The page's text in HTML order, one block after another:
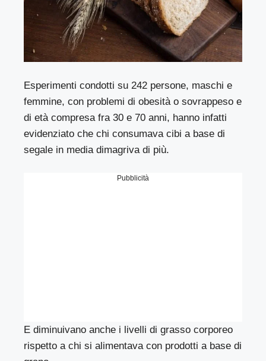
Esperimenti condotti su 242 persone, maschi e
femmine, con problemi di obesità o sovrappeso e
di età compresa fra 30 e 70 anni, hanno infatti
evidenziato che chi consumava cibi a base di
segale in media dimagriva di più.
Pubblicità
E diminuivano anche i livelli di grasso corporeo
rispetto a chi si alimentava con prodotti a base di